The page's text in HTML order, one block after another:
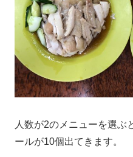
人数が2のメニューを選ぶ
ールが10個出てきます。